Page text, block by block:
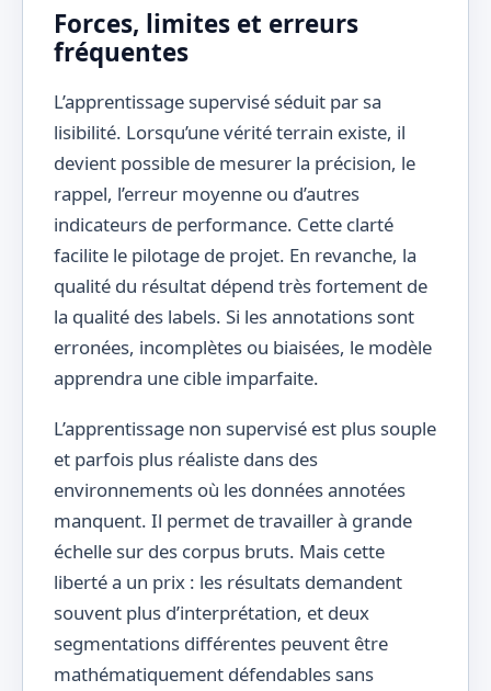
Forces, limites et erreurs
fréquentes
L’apprentissage supervisé séduit par sa
lisibilité. Lorsqu’une vérité terrain existe, il
devient possible de mesurer la précision, le
rappel, l’erreur moyenne ou d’autres
indicateurs de performance. Cette clarté
facilite le pilotage de projet. En revanche, la
qualité du résultat dépend très fortement de
la qualité des labels. Si les annotations sont
erronées, incomplètes ou biaisées, le modèle
apprendra une cible imparfaite.
L’apprentissage non supervisé est plus souple
et parfois plus réaliste dans des
environnements où les données annotées
manquent. Il permet de travailler à grande
échelle sur des corpus bruts. Mais cette
liberté a un prix : les résultats demandent
souvent plus d’interprétation, et deux
segmentations différentes peuvent être
mathématiquement défendables sans